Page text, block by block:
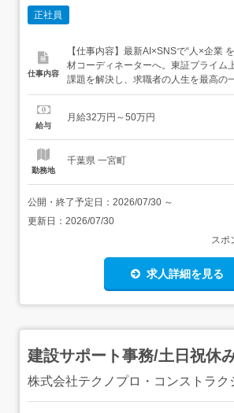
正社員
仕事内容
【仕事内容】最新AI×SNSで“人×企業
材コーディネーターへ。東証プライム
課題を解決し、求職者の人生を最高の
導く、非常にクリエイティブで市場価
生モノのキャリアを築きませんか?< 具
給与
月給32万円～50万円
勤務地
千葉県 一宮町
公開・終了予定日： 2026/07/30 ～
更新日： 2026/07/30
スポ
求人詳細を見る
建設サポート事務/土日祝休
株式会社テクノプロ・コンストラク